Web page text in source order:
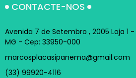
CONTACTE-NOS
Avenida 7 de Setembro , 2005 Loja
MG - Cep: 33950-000
marcosplacasipanema@gmail.com
(33) 99920-4116